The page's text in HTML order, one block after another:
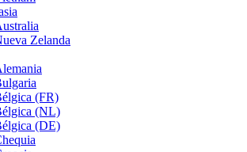
Zelanda
(FR)
(NL)
(DE)